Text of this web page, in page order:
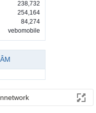
238,732
254,164
84,274
vebomobile